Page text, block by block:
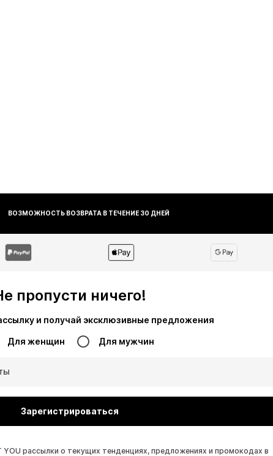
ВОЗМОЖНОСТЬ ВОЗВРАТА В ТЕЧЕНИЕ 30 ДНЕЙ
пропусти ничего!
и получай эксклюзивные предложения
Для женщин Для мужчин
Зарегистрироваться
рассылки о текущих тенденциях, предложениях и промокодах в